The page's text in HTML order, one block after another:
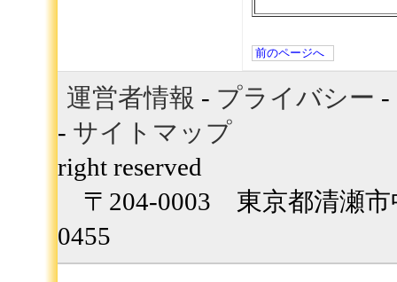
前のページへ
運営者情報 - プライバシー -
- サイトマップ
right reserved
〒204-0003 東京都清瀬
0455